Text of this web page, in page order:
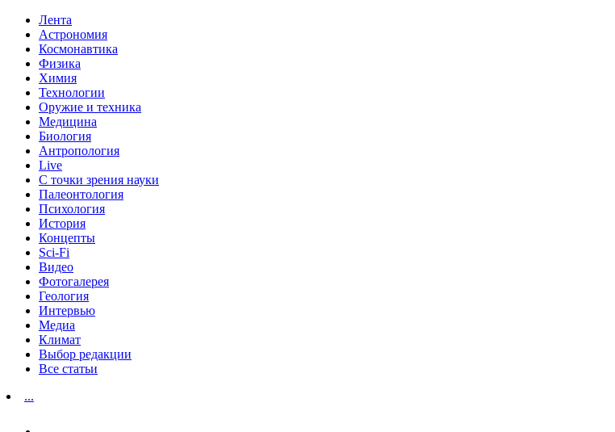
Лента
Астрономия
Космонавтика
Физика
Химия
Технологии
Оружие и техника
Медицина
Биология
Антропология
Live
С точки зрения науки
Палеонтология
Психология
История
Концепты
Sci-Fi
Видео
Фотогалерея
Геология
Интервью
Медиа
Климат
Выбор редакции
Все статьи
...